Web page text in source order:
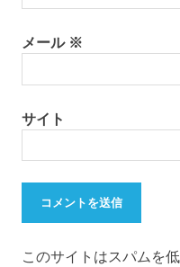
メール ※
サイト
このサイトはスパムを